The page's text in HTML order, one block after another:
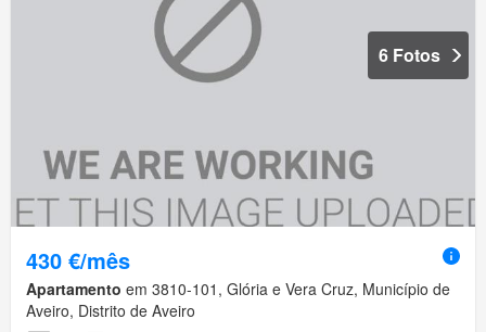
6 Fotos
430 €/mês
Apartamento em 3810-101, Glória e Vera Cruz, Município de
Aveiro, Distrito de Aveiro